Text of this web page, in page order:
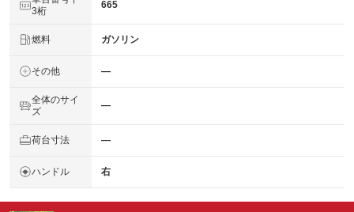
3桁
665
燃料 ガソリン
その他 ―
全体のサイ
ズ
―
荷台寸法 ―
ハンドル 右